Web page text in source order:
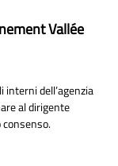
Vallée
interni dell’agenzia
al dirigente
consenso.